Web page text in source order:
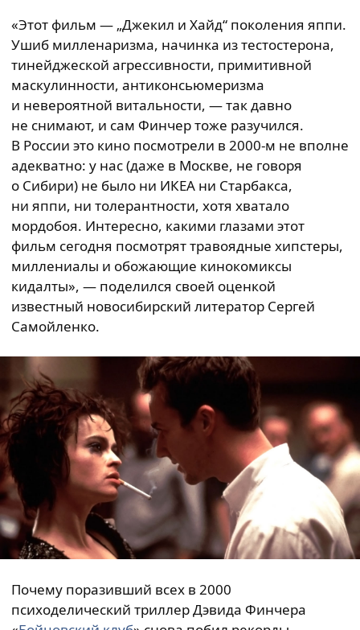
«Этот фильм — „Джекил и Хайд“ поколения яппи.
Ушиб милленаризма, начинка из тестостерона,
тинейджеской агрессивности, примитивной
маскулинности, антиконсьюмеризма
и невероятной витальности, — так давно
не снимают, и сам Финчер тоже разучился.
В России это кино посмотрели в 2000-м не вполне
адекватно: у нас (даже в Москве, не говоря
о Сибири) не было ни ИКЕА ни Старбакса,
ни яппи, ни толерантности, хотя хватало
мордобоя. Интересно, какими глазами этот
фильм сегодня посмотрят травоядные хипстеры,
миллениалы и обожающие кинокомиксы
кидалты», — поделился своей оценкой
известный новосибирский литератор Сергей
Самойленко.
Почему поразивший всех в 2000
психоделический триллер Дэвида Финчера